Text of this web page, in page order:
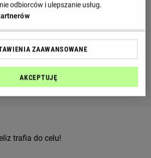
trafia do celu!
i treści, badnie odbiorców i ulepszanie usług.
ZAAWANSOWANE
AKCEPTUJĘ